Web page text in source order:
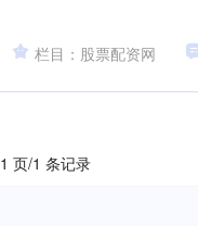
栏目：股票配资网
页/1 条记录